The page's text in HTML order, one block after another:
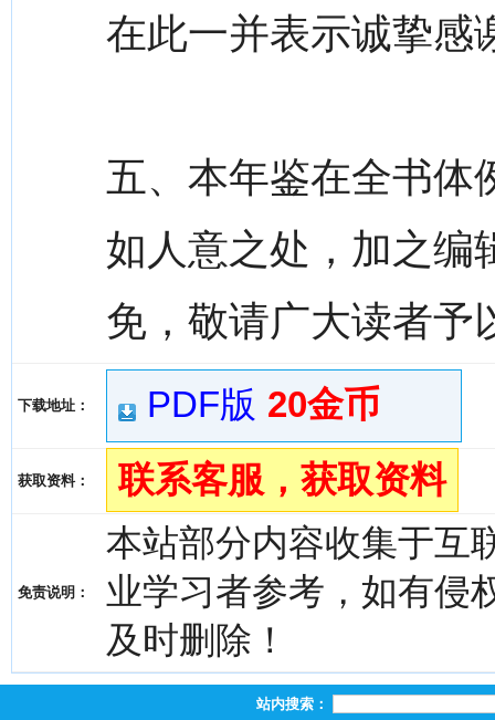
在此一并表示诚挚感
五、本年鉴在全书体
如人意之处，加之编
免，敬请广大读者予
下载地址： PDF版 20金币
获取资料： 联系客服，获取资料
免责说明：
本站部分内容收集于互
业学习者参考，如有侵
及时删除！
站内搜索：